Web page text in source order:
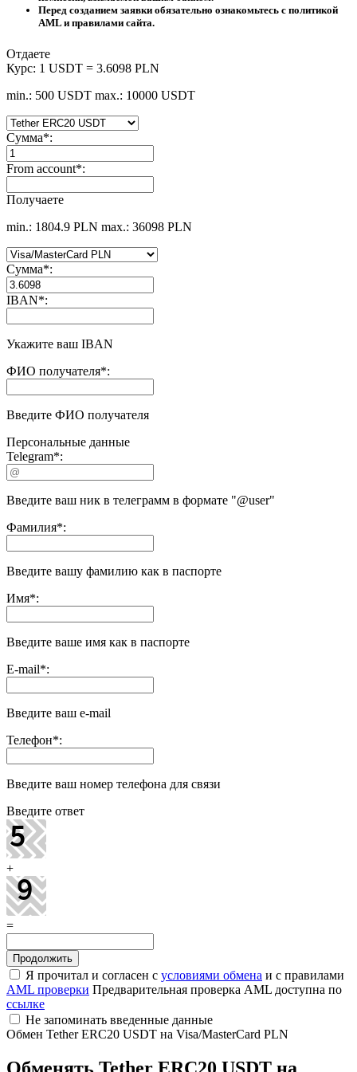
Перед созданием заявки обязательно ознакомьтесь с политикой
AML и правилами сайта.
Отдаете
Курс: 1 USDT = 3.6098 PLN
min.: 500 USDT max.: 10000 USDT
Сумма*:
From account*:
Получаете
min.: 1804.9 PLN max.: 36098 PLN
Сумма*:
IBAN*:
Укажите ваш IBAN
ФИО получателя*:
Введите ФИО получателя
Персональные данные
Telegram*:
Введите ваш ник в телеграмм в формате "@user"
Фамилия*:
Введите вашу фамилию как в паспорте
Имя*:
Введите ваше имя как в паспорте
E-mail*:
Введите ваш e-mail
Телефон*:
Введите ваш номер телефона для связи
Введите ответ
+
=
Я прочитал и согласен с условиями обмена и с правилами
AML проверки Предварительная проверка AML доступна по
ссылке
Не запоминать введенные данные
Обмен Tether ERC20 USDT на Visa/MasterCard PLN